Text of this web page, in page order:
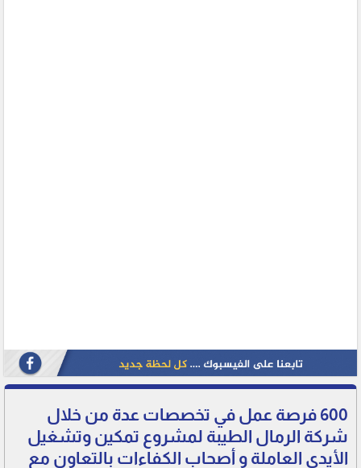
600 فرصة عمل في تخصصات عدة من خلال
شركة الرمال الطيبة لمشروع تمكين وتشغيل
الأيدي العاملة و أصحاب الكفاءات بالتعاون مع